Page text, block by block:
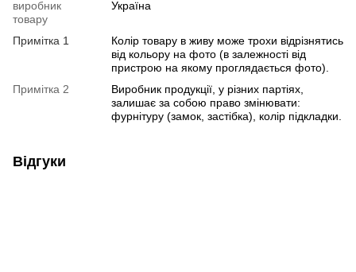
виробник
товару
Україна
Примітка 1
Колір товару в живу може трохи відрізнятись
від кольору на фото (в залежності від
пристрою на якому проглядається фото).
Примітка 2
Виробник продукції, у різних партіях,
залишає за собою право змінювати:
фурнітуру (замок, застібка), колір підкладки.
Відгуки